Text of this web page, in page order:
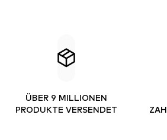
ÜBER 9 MILLIONEN
PRODUKTE VERSENDET